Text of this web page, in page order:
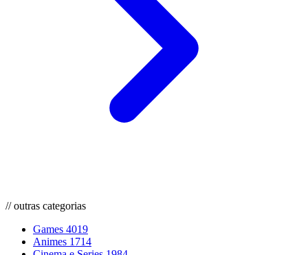
// outras categorias
Games 4019
Animes 1714